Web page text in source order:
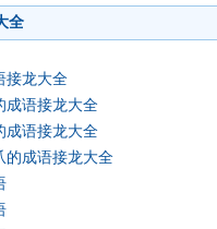
全
接龙大全
成语接龙大全
成语接龙大全
的成语接龙大全